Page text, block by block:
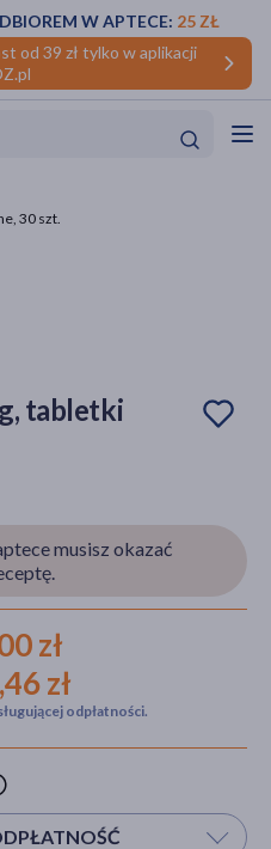
od 39 zł tylko w aplikacji
W APTECE: 25 ZŁ
30 szt.
tabletki
musisz okazać
zł
zł
odpłatności.